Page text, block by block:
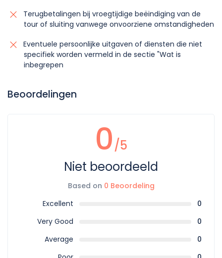
Terugbetalingen bij vroegtijdige beëindiging van de
tour of sluiting vanwege onvoorziene omstandigheden
Eventuele persoonlijke uitgaven of diensten die niet
specifiek worden vermeld in de sectie "Wat is
inbegrepen
Beoordelingen
0/5
Niet beoordeeld
Based on 0 Beoordeling
Excellent
0
Very Good
0
Average
0